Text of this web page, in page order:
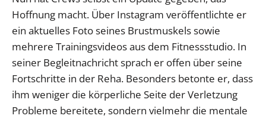
Hoffnung macht. Über Instagram veröffentlichte er
ein aktuelles Foto seines Brustmuskels sowie
mehrere Trainingsvideos aus dem Fitnessstudio. In
seiner Begleitnachricht sprach er offen über seine
Fortschritte in der Reha. Besonders betonte er, dass
ihm weniger die körperliche Seite der Verletzung
Probleme bereitete, sondern vielmehr die mentale